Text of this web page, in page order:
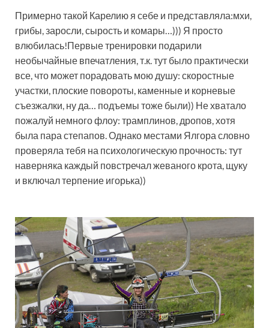
Примерно такой Карелию я себе и представляла:мхи,
грибы, заросли, сырость и комары…))) Я просто
влюбилась!Первые тренировки подарили
необычайные впечатления, т.к. тут было практически
все, что может порадовать мою душу: скоростные
участки, плоские повороты, каменные и корневые
съезжалки, ну да… подъемы тоже были)) Не хватало
пожалуй немного флоу: трамплинов, дропов, хотя
была пара степапов. Однако местами Ялгора словно
проверяла тебя на психологическую прочность: тут
наверняка каждый повстречал жеваного крота, щуку
и включал терпение игорька))